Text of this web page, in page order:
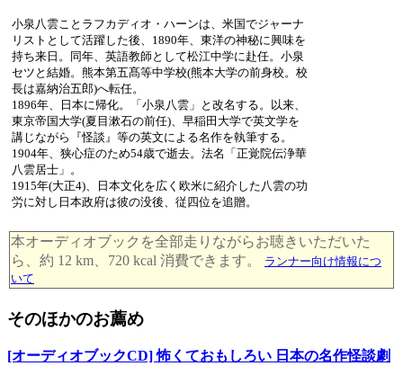
小泉八雲ことラフカディオ・ハーンは、米国でジャーナ
リストとして活躍した後、1890年、東洋の神秘に興味を
持ち来日。同年、英語教師として松江中学に赴任。小泉
セツと結婚。熊本第五髙等中学校(熊本大学の前身校。校
長は嘉納治五郎)へ転任。
1896年、日本に帰化。「小泉八雲」と改名する。以来、
東京帝国大学(夏目漱石の前任)、早稲田大学で英文学を
講じながら『怪談』等の英文による名作を執筆する。
1904年、狭心症のため54歳で逝去。法名「正覚院伝浄華
八雲居士」。
1915年(大正4)、日本文化を広く欧米に紹介した八雲の功
労に対し日本政府は彼の没後、従四位を追贈。
本オーディオブックを全部走りながらお聴きいただいた
ら、約 12 km、720 kcal 消費できます。
ランナー向け情報につ
いて
そのほかのお薦め
[オーディオブックCD] 怖くておもしろい 日本の名作怪談劇